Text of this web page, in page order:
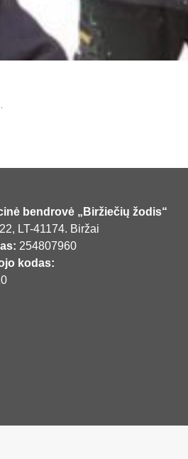
bendrovė „Biržiečių žodis“
LT-41174. Biržai
254807960
kodas: